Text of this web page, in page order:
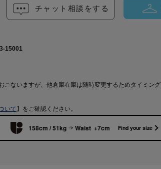
チャット相談をする
15001
こないますが、他倉庫在庫は随時変更するためタイミン
いて 】をご確認ください。
158cm / 51kg Waist +7cm Find your size